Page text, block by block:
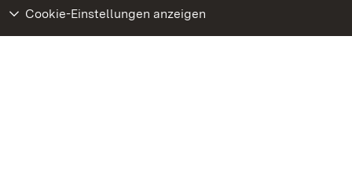
Cookie-Einstellungen anzeigen
Weiteres